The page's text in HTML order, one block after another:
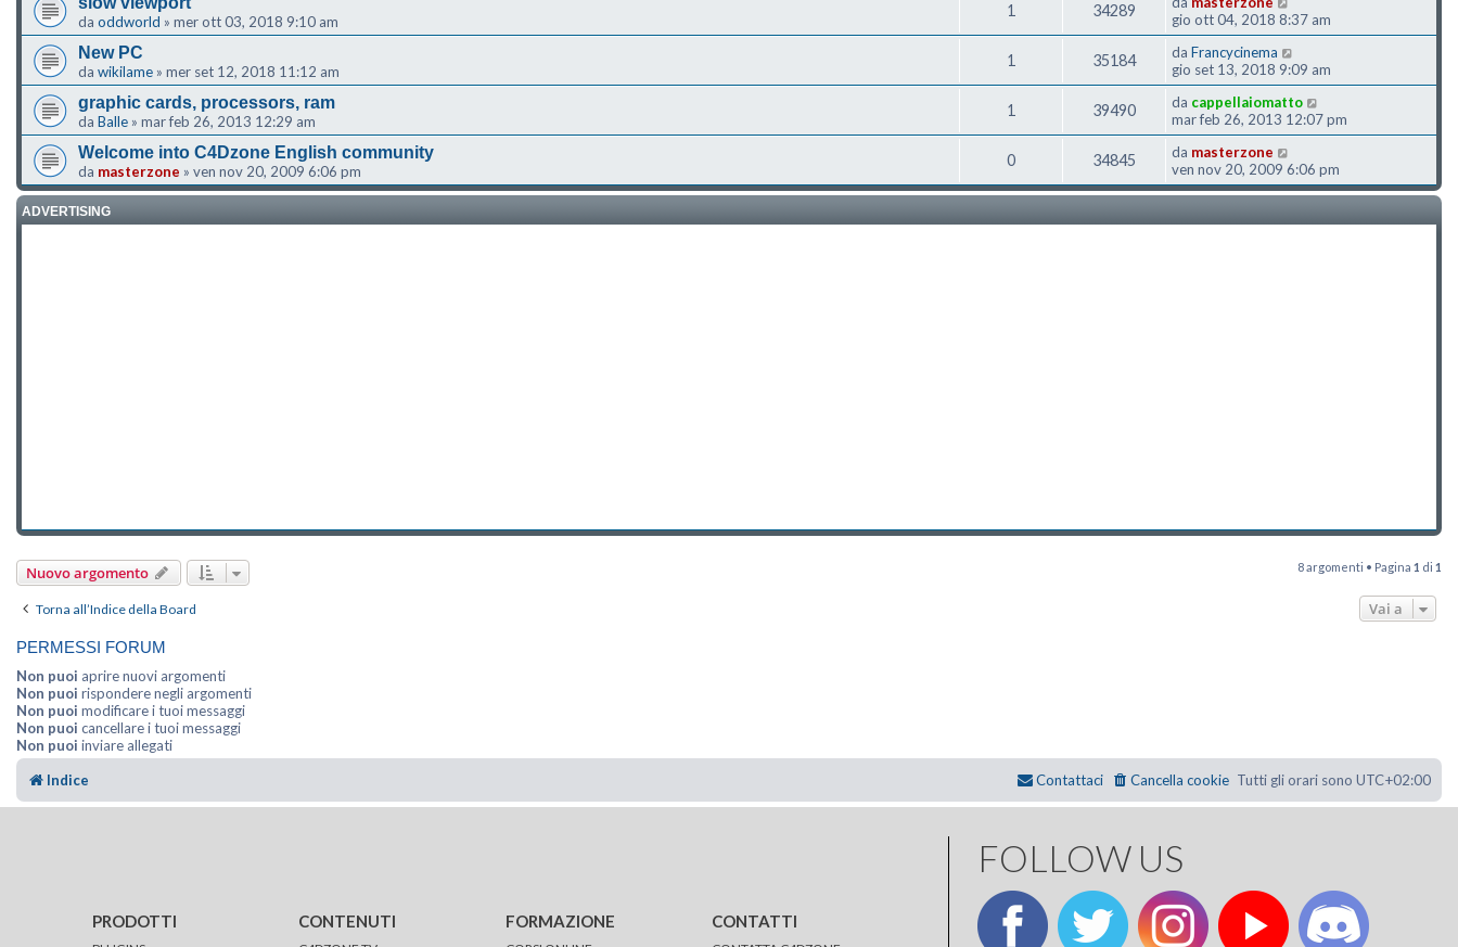
da oddworld » mer ott 03, 2018 9:10 am
1 34289
gio ott 04, 2018 8:37 am
New PC
da wikilame » mer set 12, 2018 11:12 am
1 35184 da Francycinema
gio set 13, 2018 9:09 am
graphic cards, processors, ram
da Balle » mar feb 26, 2013 12:29 am
1 39490 da cappellaiomatto
mar feb 26, 2013 12:07 pm
Welcome into C4Dzone English community
da masterzone » ven nov 20, 2009 6:06 pm
0 34845 da masterzone
ven nov 20, 2009 6:06 pm
ADVERTISING
Nuovo argomento 8 argomenti • Pagina 1 di 1
Torna all’Indice della Board Vai a
PERMESSI FORUM
Non puoi aprire nuovi argomenti
Non puoi rispondere negli argomenti
Non puoi modificare i tuoi messaggi
Non puoi cancellare i tuoi messaggi
Non puoi inviare allegati
Indice
Tutti gli orari sono UTC+02:00
Cancella cookie
Contattaci
PRODOTTI CONTENUTI FORMAZIONE CONTATTI
FOLLOW US